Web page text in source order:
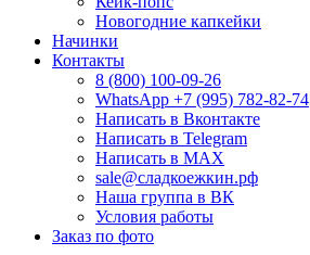
Новогодние капкейки
Начинки
Контакты
8 (800) 100-09-26
WhatsApp +7 (995) 782-82-74
Написать в Вконтакте
Написать в Telegram
Написать в MAX
sale@сладкоежкин.рф
Наша группа в ВК
Условия работы
Заказ по фото